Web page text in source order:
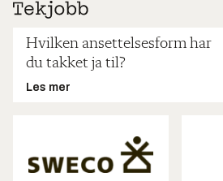
Hvilken ansettelsesform har
du takket ja til?
Les mer